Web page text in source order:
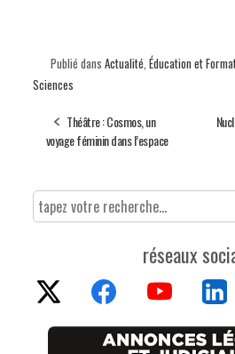
Publié dans Actualité, Éducation et
Sciences
Théâtre : Cosmos, un
voyage féminin dans l’espace
réseaux